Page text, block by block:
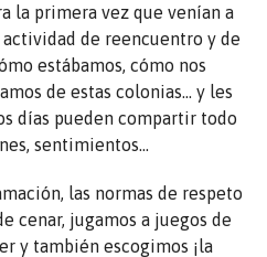
la primera vez que venían a
actividad de reencuentro y de
estábamos, cómo nos
de estas colonias… y les
días pueden compartir todo
sentimientos…
las normas de respeto
cenar, jugamos a juegos de
y también escogimos ¡la